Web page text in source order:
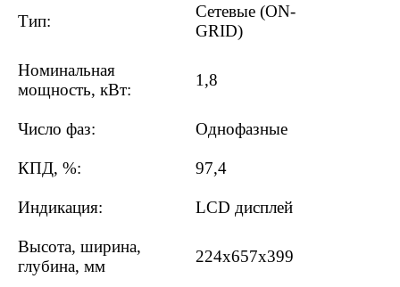
Тип:
Сетевые (ON-
GRID)
Номинальная
мощность, кВт:
1,8
Число фаз: Однофазные
КПД, %: 97,4
Индикация: LCD дисплей
Высота, ширина,
глубина, мм
224х657х399